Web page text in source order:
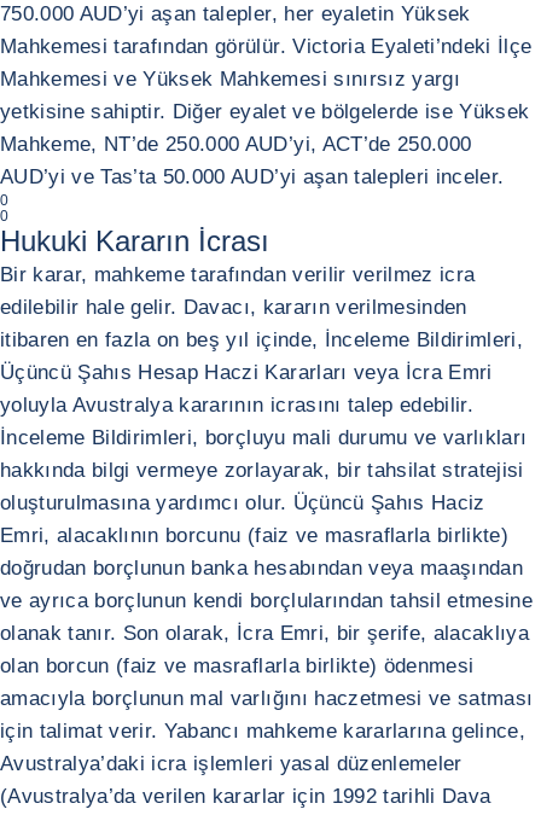
750.000 AUD’yi aşan talepler, her eyaletin Yüksek
Mahkemesi tarafından görülür. Victoria Eyaleti’ndeki İlçe
Mahkemesi ve Yüksek Mahkemesi sınırsız yargı
yetkisine sahiptir. Diğer eyalet ve bölgelerde ise Yüksek
Mahkeme, NT’de 250.000 AUD’yi, ACT’de 250.000
AUD’yi ve Tas’ta 50.000 AUD’yi aşan talepleri inceler.
0
0
Hukuki Kararın İcrası
Bir karar, mahkeme tarafından verilir verilmez icra
edilebilir hale gelir. Davacı, kararın verilmesinden
itibaren en fazla on beş yıl içinde, İnceleme Bildirimleri,
Üçüncü Şahıs Hesap Haczi Kararları veya İcra Emri
yoluyla Avustralya kararının icrasını talep edebilir.
İnceleme Bildirimleri, borçluyu mali durumu ve varlıkları
hakkında bilgi vermeye zorlayarak, bir tahsilat stratejisi
oluşturulmasına yardımcı olur. Üçüncü Şahıs Haciz
Emri, alacaklının borcunu (faiz ve masraflarla birlikte)
doğrudan borçlunun banka hesabından veya maaşından
ve ayrıca borçlunun kendi borçlularından tahsil etmesine
olanak tanır. Son olarak, İcra Emri, bir şerife, alacaklıya
olan borcun (faiz ve masraflarla birlikte) ödenmesi
amacıyla borçlunun mal varlığını haczetmesi ve satması
için talimat verir. Yabancı mahkeme kararlarına gelince,
Avustralya’daki icra işlemleri yasal düzenlemeler
(Avustralya’da verilen kararlar için 1992 tarihli Dava